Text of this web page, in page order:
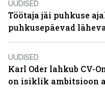
UUDISED
Töötaja jäi puhkuse
puhkusepäevad
UUDISED
Karl Oder lahkub CV-
on isiklik ambitsioon